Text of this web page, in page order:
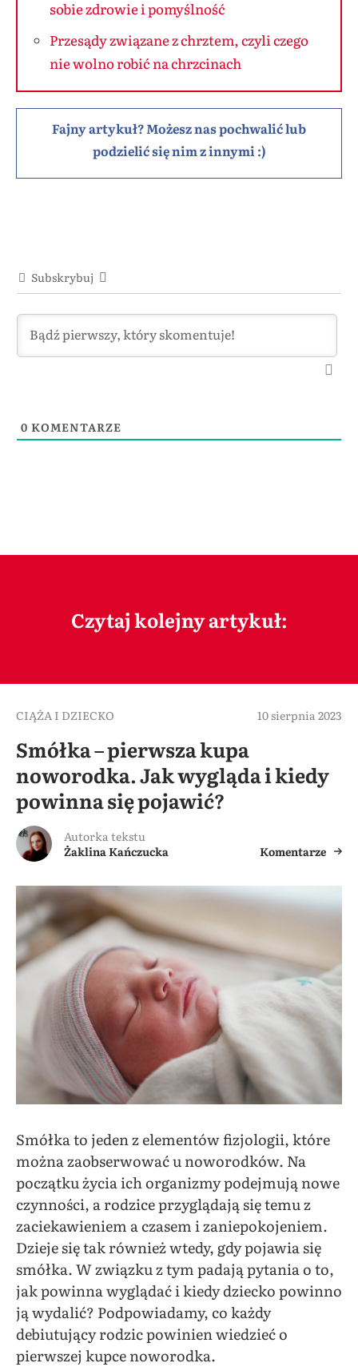
sobie zdrowie i pomyślność
Przesądy związane z chrztem, czyli czego
nie wolno robić na chrzcinach
Fajny artykuł? Możesz nas pochwalić lub
podzielić się nim z innymi :)
Subskrybuj
0 KOMENTARZE
Czytaj kolejny artykuł:
CIĄŻA I DZIECKO 10 sierpnia 2023
Smółka – pierwsza kupa
noworodka. Jak wygląda i kiedy
powinna się pojawić?
Autorka tekstu
Żaklina Kańczucka
Komentarze
Smółka to jeden z elementów fizjologii, które
można zaobserwować u noworodków. Na
początku życia ich organizmy podejmują nowe
czynności, a rodzice przyglądają się temu z
zaciekawieniem a czasem i zaniepokojeniem.
Dzieje się tak również wtedy, gdy pojawia się
smółka. W związku z tym padają pytania o to,
jak powinna wyglądać i kiedy dziecko powinno
ją wydalić? Podpowiadamy, co każdy
debiutujący rodzic powinien wiedzieć o
pierwszej kupce noworodka.